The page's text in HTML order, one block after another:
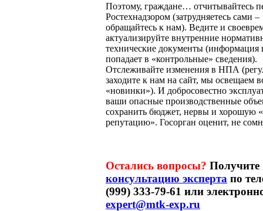
Поэтому, граждане… отчитывайтесь
Ростехнадзором (затрудняетесь сами –
обращайтесь к нам). Ведите и
актуализируйте внутренние
технические документы (информация
попадает в «контрольные» сведения).
Отслеживайте изменения в НПА
заходите к нам на сайт, мы освещаем
«новинки»). И добросовестно
ваши опасные производственные
сохранить бюджет, нервы и хорошую
репутацию». Госорган оценит, не
Остались вопросы? Получите
консультацию эксперта по
(999) 333-79-61 или
expert@mtk-exp.ru